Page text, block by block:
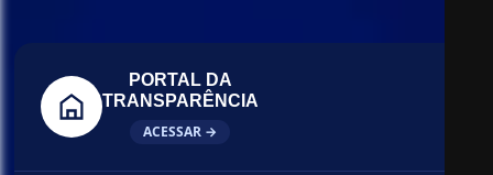
PORTAL DA
TRANSPARÊNCIA
ACESSAR →